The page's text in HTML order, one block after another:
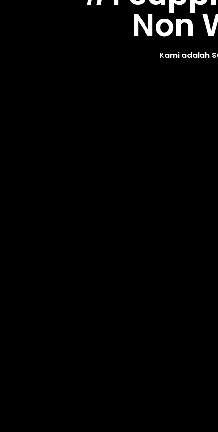
Non
Kami adalah